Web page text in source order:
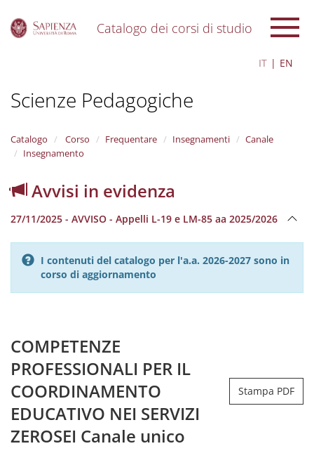
Catalogo dei corsi di studio
IT EN
Scienze Pedagogiche
Catalogo Corso Frequentare Insegnamenti
Canale
Insegnamento
Avvisi in evidenza
27/11/2025 - AVVISO - Appelli L-19 e LM-85 aa 2025/2026
I contenuti del catalogo per l'a.a. 2026-2027 sono in
corso di aggiornamento
COMPETENZE
PROFESSIONALI PER IL
COORDINAMENTO
EDUCATIVO NEI SERVIZI
ZEROSEI Canale unico
Stampa PDF